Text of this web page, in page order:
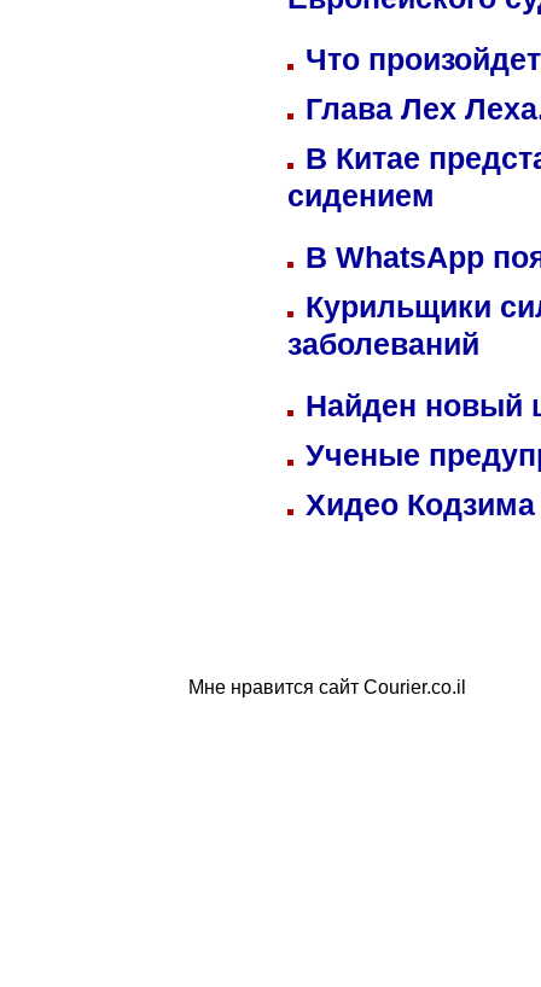
Что
Глава Лех
В Китае
сидением
В WhatsApp
Курильщики
заболеваний
Найден
Ученые
Хидео
Мне нравится сайт Courier.co.il